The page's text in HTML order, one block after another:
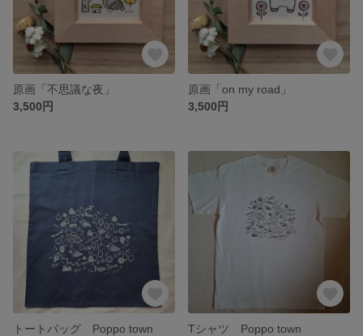
原画「不思議な夜」
3,500円
原画「on my road」
3,500円
トートバッグ Poppo town
Tシャツ Poppo town